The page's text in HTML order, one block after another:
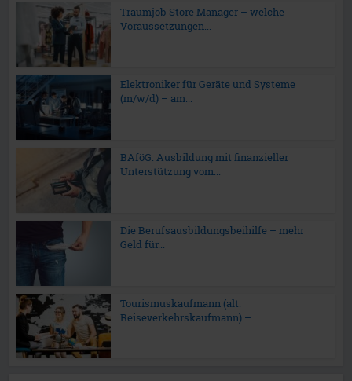
Traumjob Store Manager – welche
Voraussetzungen...
Elektroniker für Geräte und Systeme
(m/w/d) – am...
BAföG: Ausbildung mit finanzieller
Unterstützung vom...
Die Berufsausbildungsbeihilfe – mehr
Geld für...
Tourismuskaufmann (alt:
Reiseverkehrskaufmann) –...